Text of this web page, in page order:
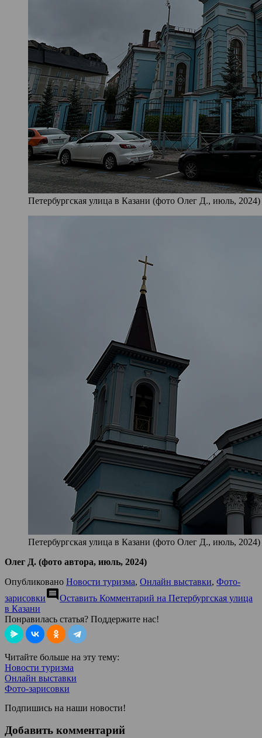
Петербургская улица в Казани (фото Олег Д., июль, 2024)
Петербургская улица в Казани (фото Олег Д., июль, 2024)
Олег Д. (фото автора, июль, 2024)
Опубликовано Новости туризма, Онлайн выставки, Фото-
зарисовкиcomment Оставить Комментарий на Петербургская улица
в Казани
Понравилась статья? Поддержите нас!
Читайте больше на эту тему:
Новости туризма
Онлайн выставки
Фото-зарисовки
Подпишись на наши новости!
Добавить комментарий